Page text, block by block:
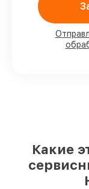
90%
Какие